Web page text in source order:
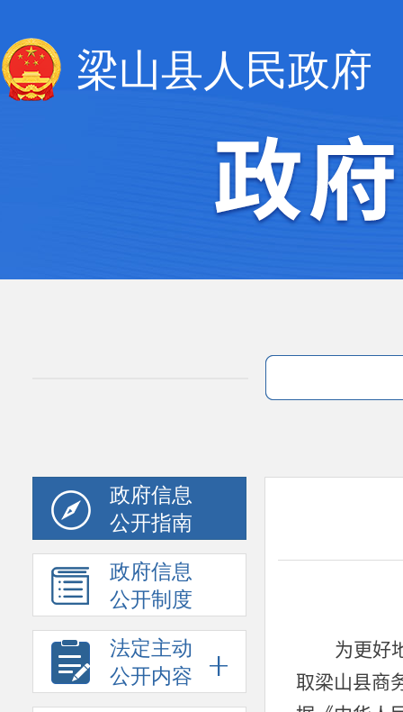
梁山县人民政府
政府信息
公开指南
政府信息
公开制度
法定主动
公开内容